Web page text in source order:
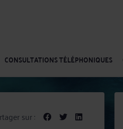
CONSULTATIONS TÉLÉPHONIQUES
sur :